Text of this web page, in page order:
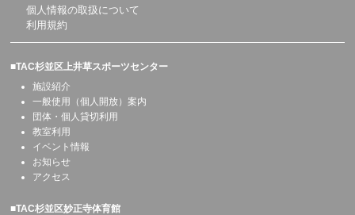
個人情報の取扱について
利用規約
■TAC杉並区上井草スポーツセンター
施設紹介
一般使用（個人開放）案内
団体・個人貸切利用
教室利用
イベント情報
お知らせ
アクセス
■TAC杉並区妙正寺体育館